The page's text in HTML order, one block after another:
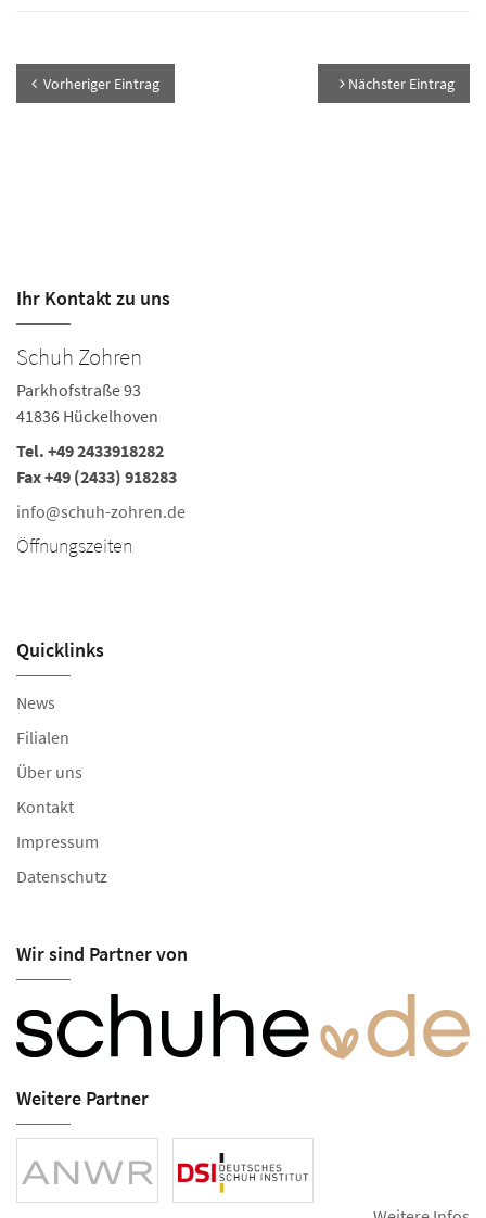
Vorheriger Eintrag Nächster Eintrag
Ihr Kontakt zu uns
Schuh Zohren
Parkhofstraße 93
41836 Hückelhoven
Tel. +49 2433918282
Fax +49 (2433) 918283
info@schuh-zohren.de
Öffnungszeiten
Quicklinks
News
Filialen
Über uns
Kontakt
Impressum
Datenschutz
Wir sind Partner von
Weitere Partner